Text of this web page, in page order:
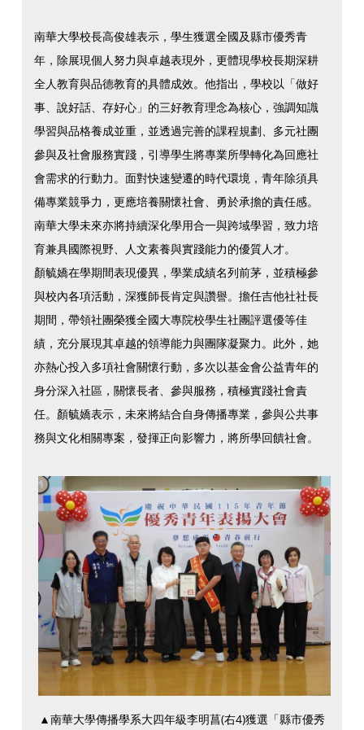
南華大學校長高俊雄表示，學生獲選全國及縣市優秀青
年，除展現個人努力與卓越表現外，更體現學校長期深耕
全人教育與品德教育的具體成效。他指出，學校以「做好
事、說好話、存好心」的三好教育理念為核心，強調知識
學習與品格養成並重，並透過完善的課程規劃、多元社團
參與及社會服務實踐，引導學生將專業所學轉化為回應社
會需求的行動力。面對快速變遷的時代環境，青年除須具
備專業競爭力，更應培養關懷社會、勇於承擔的責任感。
南華大學未來亦將持續深化學用合一與跨域學習，致力培
育兼具國際視野、人文素養與實踐能力的優質人才。
顏毓嬌在學期間表現優異，學業成績名列前茅，並積極參
與校內各項活動，深獲師長肯定與讚譽。擔任吉他社社長
期間，帶領社團榮獲全國大專院校學生社團評選優等佳
績，充分展現其卓越的領導能力與團隊凝聚力。此外，她
亦熱心投入多項社會關懷行動，多次以基金會公益青年的
身分深入社區，關懷長者、參與服務，積極實踐社會責
任。顏毓嬌表示，未來將結合自身傳播專業，參與公共事
務與文化相關專案，發揮正向影響力，將所學回饋社會。
▲南華大學傳播學系大四年級李明菖(右4)獲選「縣市優秀